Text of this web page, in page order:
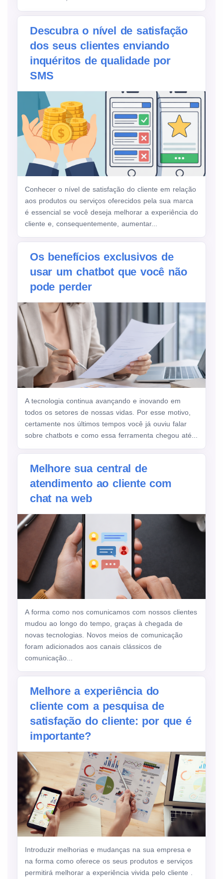
Descubra o nível de satisfação
dos seus clientes enviando
inquéritos de qualidade por
SMS
Conhecer o nível de satisfação do cliente em relação
aos produtos ou serviços oferecidos pela sua marca
é essencial se você deseja melhorar a experiência do
cliente e, consequentemente, aumentar...
Os benefícios exclusivos de
usar um chatbot que você não
pode perder
A tecnologia continua avançando e inovando em
todos os setores de nossas vidas. Por esse motivo,
certamente nos últimos tempos você já ouviu falar
sobre chatbots e como essa ferramenta chegou até...
Melhore sua central de
atendimento ao cliente com
chat na web
A forma como nos comunicamos com nossos clientes
mudou ao longo do tempo, graças à chegada de
novas tecnologias. Novos meios de comunicação
foram adicionados aos canais clássicos de
comunicação...
Melhore a experiência do
cliente com a pesquisa de
satisfação do cliente: por que é
importante?
Introduzir melhorias e mudanças na sua empresa e
na forma como oferece os seus produtos e serviços
permitirá melhorar a experiência vivida pelo cliente .